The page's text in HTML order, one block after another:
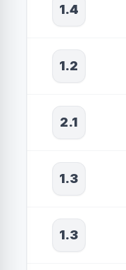
1.4
1.2
2.1
1.3
1.3